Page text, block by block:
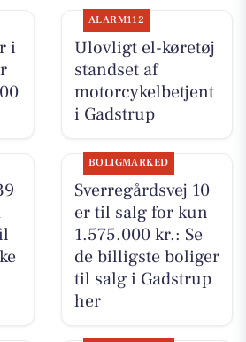
i
ALARM112
Ulovligt el-køretøj
standset af
motorcykelbetjent
i Gadstrup
BOLIGMARKED
Sverregårdsvej 10
er til salg for kun
1.575.000 kr.: Se
de billigste boliger
til salg i Gadstrup
her